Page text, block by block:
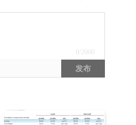
0 /2000
发布